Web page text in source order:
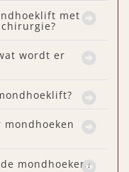
met
wordt er
mondhoeken?